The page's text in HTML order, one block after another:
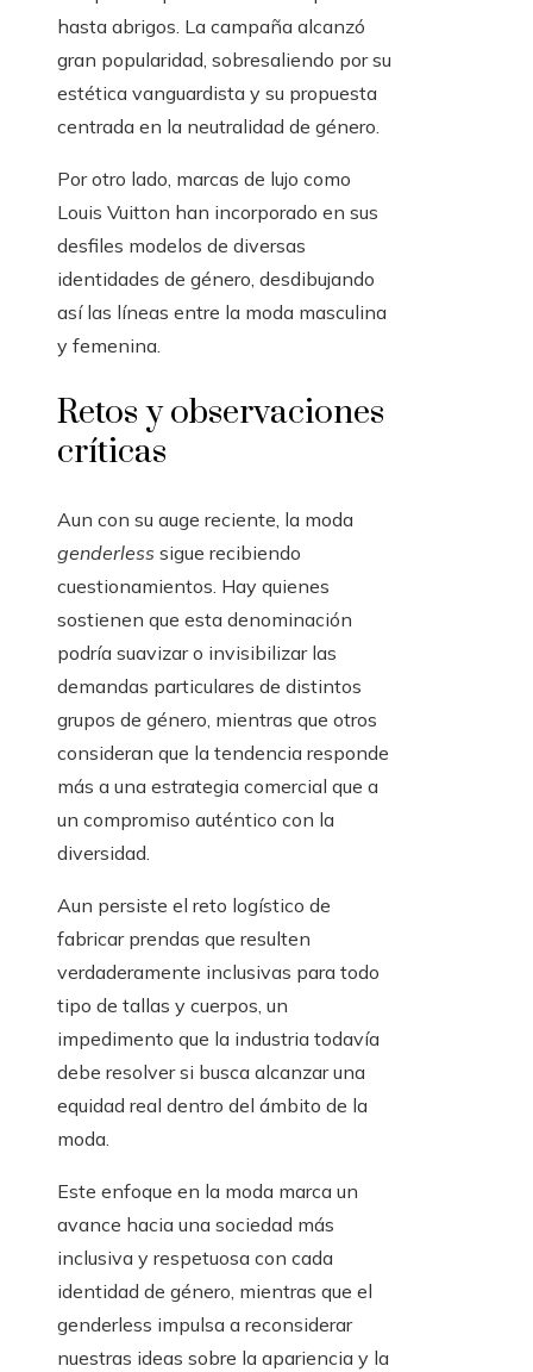
hasta abrigos. La campaña alcanzó
gran popularidad, sobresaliendo por su
estética vanguardista y su propuesta
centrada en la neutralidad de género.
Por otro lado, marcas de lujo como
Louis Vuitton han incorporado en sus
desfiles modelos de diversas
identidades de género, desdibujando
así las líneas entre la moda masculina
y femenina.
Retos y observaciones
críticas
Aun con su auge reciente, la moda
genderless sigue recibiendo
cuestionamientos. Hay quienes
sostienen que esta denominación
podría suavizar o invisibilizar las
demandas particulares de distintos
grupos de género, mientras que otros
consideran que la tendencia responde
más a una estrategia comercial que a
un compromiso auténtico con la
diversidad.
Aun persiste el reto logístico de
fabricar prendas que resulten
verdaderamente inclusivas para todo
tipo de tallas y cuerpos, un
impedimento que la industria todavía
debe resolver si busca alcanzar una
equidad real dentro del ámbito de la
moda.
Este enfoque en la moda marca un
avance hacia una sociedad más
inclusiva y respetuosa con cada
identidad de género, mientras que el
genderless impulsa a reconsiderar
nuestras ideas sobre la apariencia y la